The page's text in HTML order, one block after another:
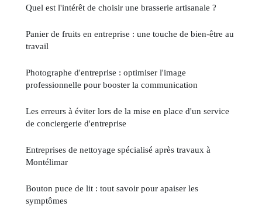
Quel est l'intérêt de choisir une brasserie artisanale ?
Panier de fruits en entreprise : une touche de bien-être au
travail
Photographe d'entreprise : optimiser l'image
professionnelle pour booster la communication
Les erreurs à éviter lors de la mise en place d'un service
de conciergerie d'entreprise
Entreprises de nettoyage spécialisé après travaux à
Montélimar
Bouton puce de lit : tout savoir pour apaiser les
symptômes